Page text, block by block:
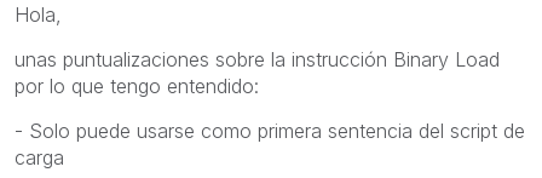
Hola,
unas puntualizaciones sobre la instrucción Binary Load
por lo que tengo entendido:
- Solo puede usarse como primera sentencia del script de
carga